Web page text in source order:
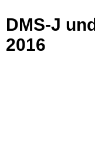
DMS-J
2016